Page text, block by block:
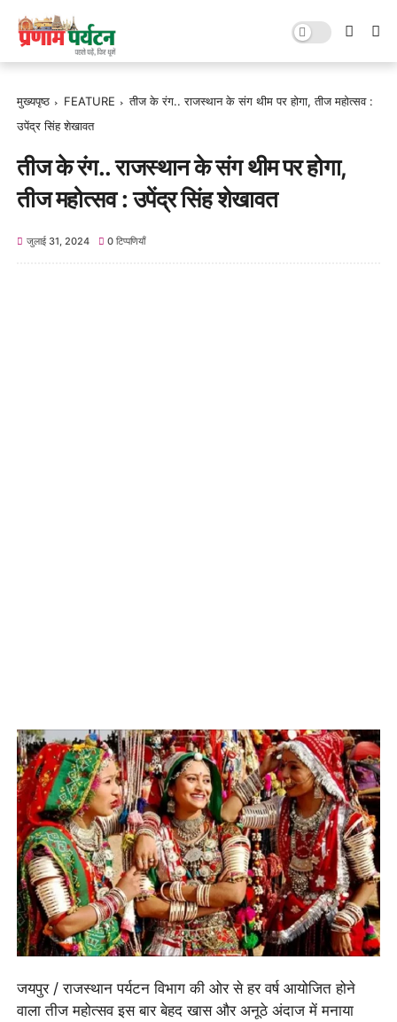
मुख्यपृष्ठ FEATURE
तीज के रंग.. राजस्थान के संग थीम पर होगा, तीज महोत्सव :
उपेंद्र सिंह शेखावत
तीज के रंग.. राजस्थान के संग थीम पर होगा,
तीज महोत्सव : उपेंद्र सिंह शेखावत
जुलाई 31, 2024 0 टिप्पणियाँ
जयपुर / राजस्थान पर्यटन विभाग की ओर से हर वर्ष आयोजित होने
वाला तीज महोत्सव इस बार बेहद खास और अनूठे अंदाज में मनाया